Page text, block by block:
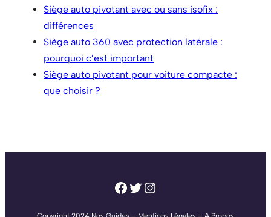
Siège auto pivotant avec ou sans isofix :
différences
Siège auto 360 avec protection latérale :
pourquoi c’est important
Siège auto pivotant pour voiture compacte :
que choisir ?
Facebook
Twitter
Instagram